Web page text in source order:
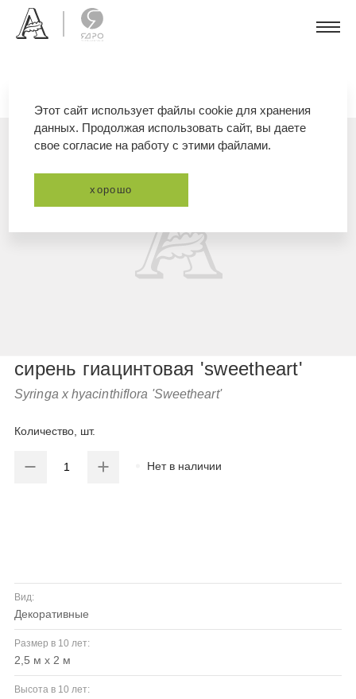
сирень гиацинтовая 'sweetheart'
Syringa x hyacinthiflora 'Sweetheart'
Количество, шт.
Нет в наличии
Вид:
декоративные
Размер в 10 лет:
2,5 м х 2 м
Высота в 10 лет:
Этот сайт использует файлы cookie для хранения
данных. Продолжая использовать сайт, вы даете
свое согласие на работу с этими файлами.
хорошо